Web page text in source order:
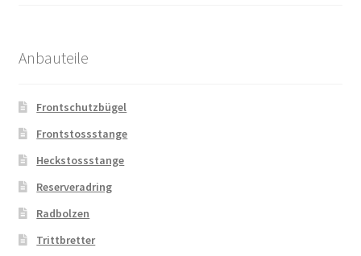
Anbauteile
Frontschutzbügel
Frontstossstange
Heckstossstange
Reserveradring
Radbolzen
Trittbretter